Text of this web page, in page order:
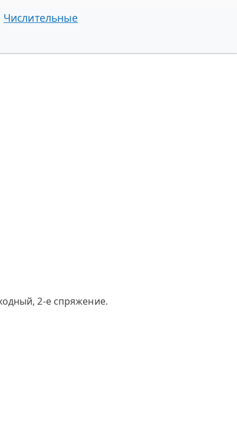
Числительные
2-е спряжение.